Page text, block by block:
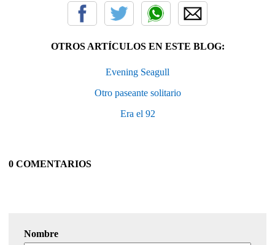
OTROS ARTÍCULOS EN ESTE BLOG:
Evening Seagull
Otro paseante solitario
Era el 92
0 COMENTARIOS
Nombre